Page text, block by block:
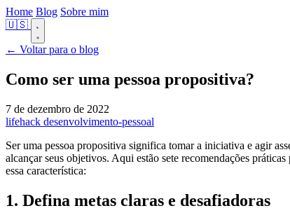
Home Blog Sobre mim
🇺🇸
← Voltar para o blog
Como ser uma pessoa propositiva?
7 de dezembro de 2022
lifehack desenvolvimento-pessoal
Ser uma pessoa propositiva significa tomar a iniciativa e agir
alcançar seus objetivos. Aqui estão sete recomendações
essa característica:
1. Defina metas claras e desafiadoras